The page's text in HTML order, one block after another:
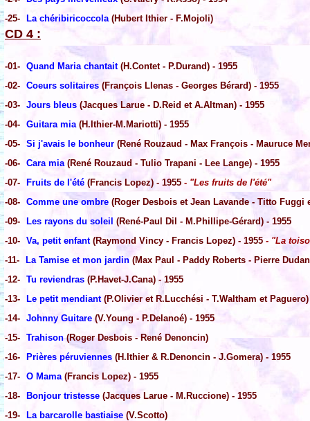
-25-
La chéribiricoccola (Hubert Ithier - F.Mojoli)
CD 4 :
-01- Quand Maria chantait(H.Contet - P.Durand) - 1955
-02- Coeurs solitaires (François Llenas - Georges Bérard) - 1955
-03- Jours bleus (Jacques Larue - D.Reid et A.Altman) - 1955
-04- Guitara mia (H.Ithier-M.Mariotti) - 1955
-05- Si j'avais le bonheur (René Rouzaud - Max François - Mauruce
-06- Cara mia (René Rouzaud - Tulio Trapani - Lee Lange) - 1955
-07-
Fruits de l'été (Francis Lopez) - 1955 - "Les fruits de l'été"
-08- Comme une ombre (Roger Desbois et Jean Lavande - Titto Fuggi
-09-
Les rayons du soleil (René-Paul Dil - M.Phillipe-Gérard) - 1955
-10- Va, petit enfant(Raymond Vincy - Francis Lopez) - 1955 - "La
-11-
La Tamise et mon jardin (Max Paul - Paddy Roberts - Pierre
-12- Tu reviendras (P.Havet-J.Cana) - 1955
-13-
Le petit mendiant(P.Olivier et R.Lucchési - T.Waltham et Paguero)
-14- Johnny Guitare (V.Young - P.Delanoé) - 1955
-15- Trahison(Roger Desbois - René Denoncin)
-16-
Prières péruviennes (H.Ithier & R.Denoncin - J.Gomera) - 1955
-17- O Mama (Francis Lopez) - 1955
-18-
Bonjour tristesse (Jacques Larue - M.Ruccione) - 1955
-19-
La barcarolle bastiaise (V.Scotto)